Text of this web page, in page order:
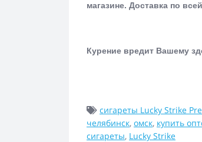
магазине. Доставка по
Курение вредит Вашему
сигареты Lucky Strike
челябинск, омск, купить
сигареты, Lucky Strike